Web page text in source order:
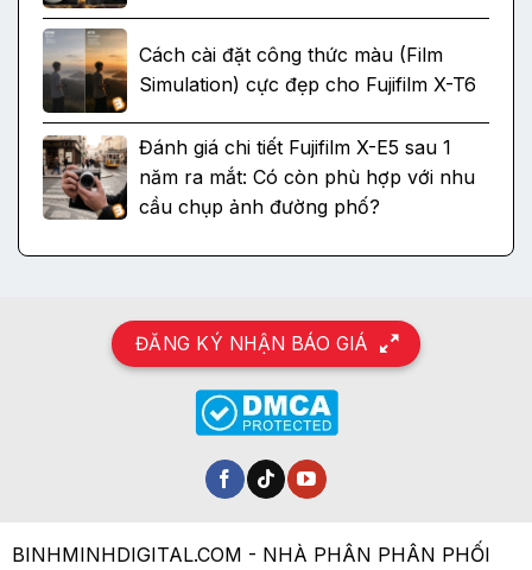
Cách cài đặt công thức màu (Film
Simulation) cực đẹp cho Fujifilm X-T6
Đánh giá chi tiết Fujifilm X-E5 sau 1
năm ra mắt: Có còn phù hợp với nhu
cầu chụp ảnh đường phố?
ĐĂNG KÝ NHẬN BÁO GIÁ
BINHMINHDIGITAL.COM - NHÀ PHÂN PHÂN PHỐI